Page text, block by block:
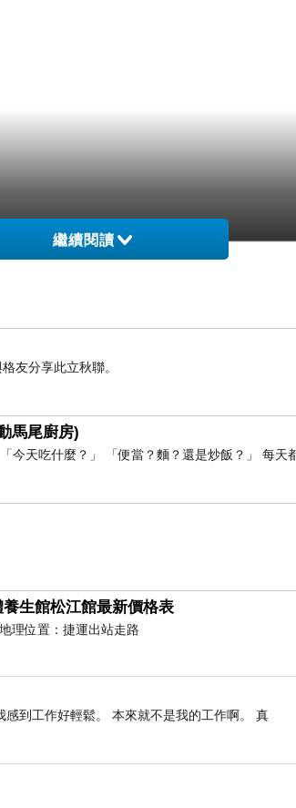
繼續閱讀
友分享此立秋聯。
馬尾廚房)
今天吃什麼？」 「便當？麵？還是炒飯？」 每天
生館松江館最新價格表
理位置：捷運出站走路
到工作好輕鬆。 本來就不是我的工作啊。 真